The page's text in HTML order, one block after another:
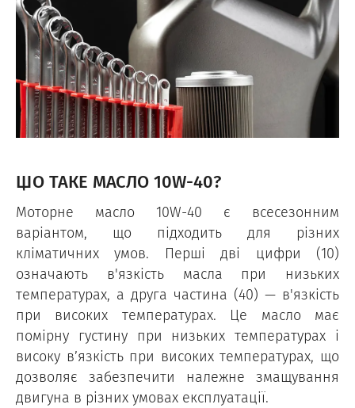
ЩО ТАКЕ МАСЛО 10W-40?
Моторне масло 10W-40 є всесезонним
варіантом, що підходить для різних
кліматичних умов. Перші дві цифри (10)
означають в'язкість масла при низьких
температурах, а друга частина (40) — в'язкість
при високих температурах. Це масло має
помірну густину при низьких температурах і
високу в’язкість при високих температурах, що
дозволяє забезпечити належне змащування
двигуна в різних умовах експлуатації.